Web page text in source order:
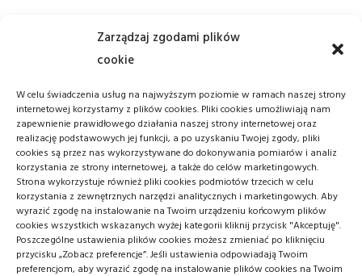
Zarządzaj zgodami plików
cookie
W celu świadczenia usług na najwyższym poziomie w ramach naszej strony
internetowej korzystamy z plików cookies. Pliki cookies umożliwiają nam
zapewnienie prawidłowego działania naszej strony internetowej oraz
realizację podstawowych jej funkcji, a po uzyskaniu Twojej zgody, pliki
cookies są przez nas wykorzystywane do dokonywania pomiarów i analiz
korzystania ze strony internetowej, a także do celów marketingowych.
Strona wykorzystuje również pliki cookies podmiotów trzecich w celu
korzystania z zewnętrznych narzędzi analitycznych i marketingowych. Aby
wyrazić zgodę na instalowanie na Twoim urządzeniu końcowym plików
cookies wszystkich wskazanych wyżej kategorii kliknij przycisk "Akceptuję".
Poszczególne ustawienia plików cookies możesz zmieniać po kliknięciu
przycisku „Zobacz preferencje”. Jeśli ustawienia odpowiadają Twoim
preferencjom, aby wyrazić zgodę na instalowanie plików cookies na Twoim
BOKS CHOROBA
CZYSTOŚĆ
MMA
POLSKIE FILMY
POMYSŁ NA PREZENT
RĘKODZIEŁO
SPORT
WOJNA ŚWIAT